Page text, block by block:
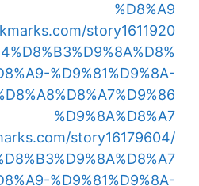
%D8%A9
story1611920
%D9%81%D9%8A-
%D9%8A%D8%A7
story16179604/
%D9%81%D9%8A-